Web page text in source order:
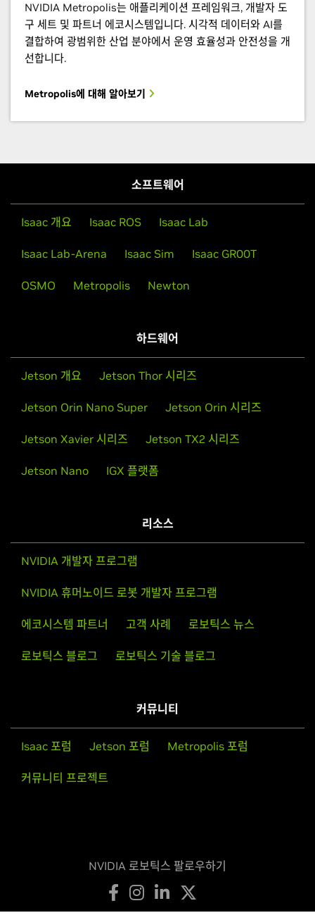
NVIDIA Metropolis는 애플리케이션 프레임워크, 개발자 도
구 세트 및 파트너 에코시스템입니다. 시각적 데이터와 AI를
결합하여 광범위한 산업 분야에서 운영 효율성과 안전성을 개
선합니다.
Metropolis에 대해 알아보기
소프트웨어
Isaac 개요 Isaac ROS Isaac Lab
Isaac Lab-Arena Isaac Sim Isaac GR00T
OSMO Metropolis Newton
하드웨어
Jetson 개요 Jetson Thor 시리즈
Jetson Orin Nano Super Jetson Orin 시리즈
Jetson Xavier 시리즈 Jetson TX2 시리즈
Jetson Nano IGX 플랫폼
리소스
NVIDIA 개발자 프로그램
NVIDIA 휴머노이드 로봇 개발자 프로그램
에코시스템 파트너 고객 사례 로보틱스 뉴스
로보틱스 블로그 로보틱스 기술 블로그
커뮤니티
Isaac 포럼 Jetson 포럼 Metropolis 포럼
커뮤니티 프로젝트
NVIDIA 로보틱스 팔로우하기